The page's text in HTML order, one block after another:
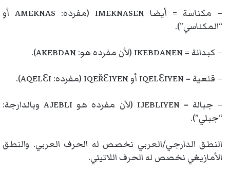
– مكناسة = أيضا IMEKNASEN (مفرده: AMEKNAS أو
“المكناسي”).
– كبدانة = IKEBDANEN (لأن مفرده هو: AKEBDAN).
– قلعية = IQELƐIYEN أو IQEŘƐIYEN (مفرده: AQELƐI).
– جبالة = IJEBLIYEN (لأن مفرده هو AJEBLI وبالدارجة:
“جبلي”).
النطق الدارجي/العربي نخصص له الحرف العربي. والنطق
الأمازيغي نخصص له الحرف اللاتيني.